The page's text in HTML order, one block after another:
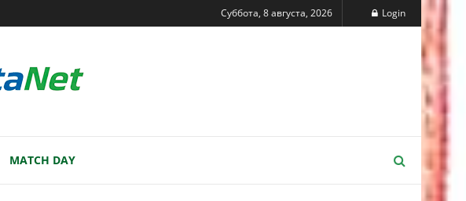
Суббота, 8 августа, 2026 Login
MATCH DAY